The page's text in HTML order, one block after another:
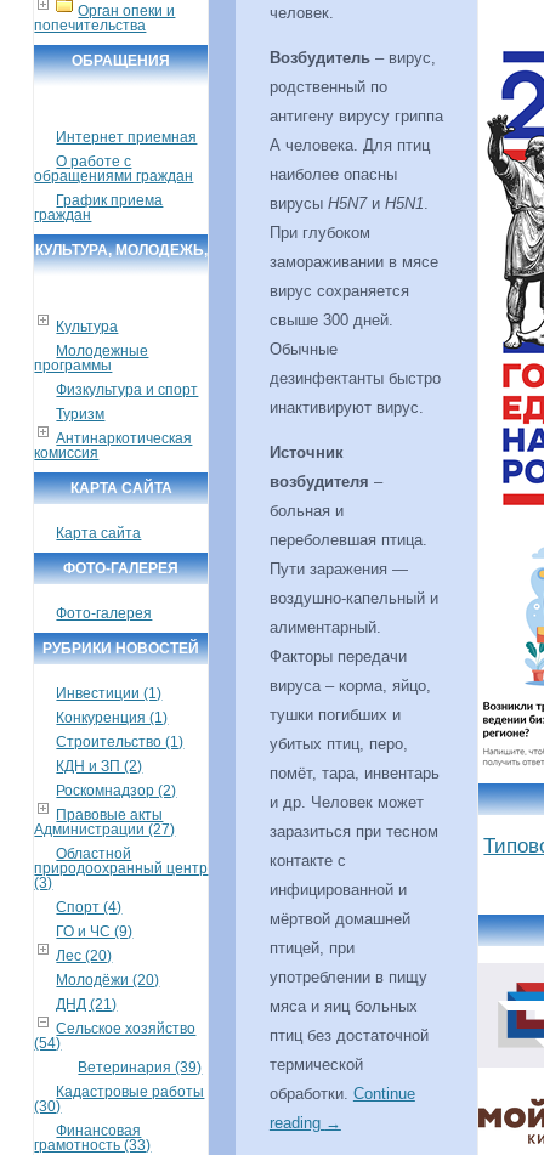
Орган опеки и
попечительства
ОБРАЩЕНИЯ
Интернет приемная
О работе с
обращениями граждан
График приема
граждан
КУЛЬТУРА, МОЛОДЕЖЬ,
Культура
Молодежные
программы
Физкультура и спорт
Туризм
Антинаркотическая
комиссия
КАРТА САЙТА
Карта сайта
ФОТО-ГАЛЕРЕЯ
Фото-галерея
РУБРИКИ НОВОСТЕЙ
Инвестиции (1)
Конкуренция (1)
Строительство (1)
КДН и ЗП (2)
Роскомнадзор (2)
Правовые акты
Администрации (27)
Областной
природоохранный центр
(3)
Спорт (4)
ГО и ЧС (9)
Лес (20)
Молодёжи (20)
ДНД (21)
Сельское хозяйство
(54)
Ветеринария (39)
Кадастровые работы
(30)
Финансовая
грамотность (33)
человек.
Возбудитель – вирус,
родственный по
антигену вирусу гриппа
А человека. Для птиц
наиболее опасны
вирусы H5N7и H5N1.
При глубоком
замораживании в мясе
вирус сохраняется
свыше 300 дней.
Обычные
дезинфектанты быстро
инактивируют вирус.
Источник
возбудителя –
больная и
переболевшая птица.
Пути заражения —
воздушно-капельный и
алиментарный.
Факторы передачи
вируса – корма, яйцо,
тушки погибших и
убитых птиц, перо,
помёт, тара, инвентарь
и др. Человек может
заразиться при тесном
контакте с
инфицированной и
мёртвой домашней
птицей, при
употреблении в пищу
мяса и яиц больных
птиц без достаточной
термической
обработки. Continue
reading →